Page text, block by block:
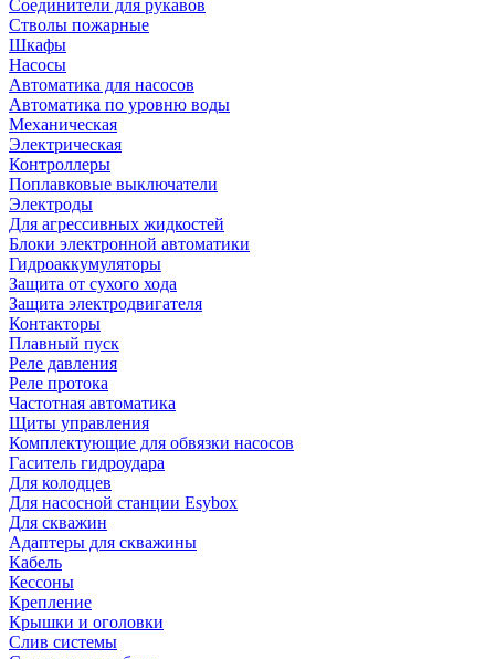
Соединители для рукавов
Стволы пожарные
Шкафы
Насосы
Автоматика для насосов
Автоматика по уровню воды
Механическая
Электрическая
Контроллеры
Поплавковые выключатели
Электроды
Для агрессивных жидкостей
Блоки электронной автоматики
Гидроаккумуляторы
Защита от сухого хода
Защита электродвигателя
Контакторы
Плавный пуск
Реле давления
Реле протока
Частотная автоматика
Щиты управления
Комплектующие для обвязки насосов
Гаситель гидроудара
Для колодцев
Для насосной станции Esybox
Для скважин
Адаптеры для скважины
Кабель
Кессоны
Крепление
Крышки и оголовки
Слив системы